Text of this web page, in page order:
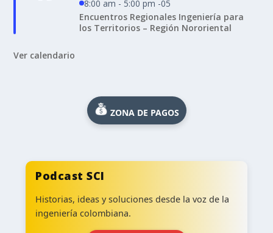
8:00 am - 5:00 pm -05
Encuentros Regionales Ingeniería para
los Territorios – Región Nororiental
Ver calendario
ZONA DE PAGOS
Podcast SCI
Historias, ideas y soluciones desde la voz de la
ingeniería colombiana.